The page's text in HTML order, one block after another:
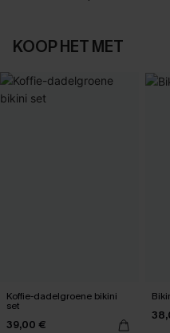
KOOP HET MET
Koffie-dadelgroene bikini
set
39,00 €